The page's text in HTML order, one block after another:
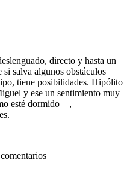
directo y hasta un
salva algunos obstáculos
tiene posibilidades. Hipólito
y ese un sentimiento muy
esté dormido—,